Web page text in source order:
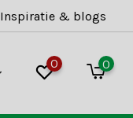
Inspiratie & blogs
0 0